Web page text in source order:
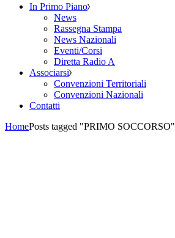
In Primo Piano
News
Rassegna Stampa
News Nazionali
Eventi/Corsi
Diretta Radio A
Associarsi
Convenzioni Territoriali
Convenzioni Nazionali
Contatti
HomePosts tagged "PRIMO SOCCORSO"